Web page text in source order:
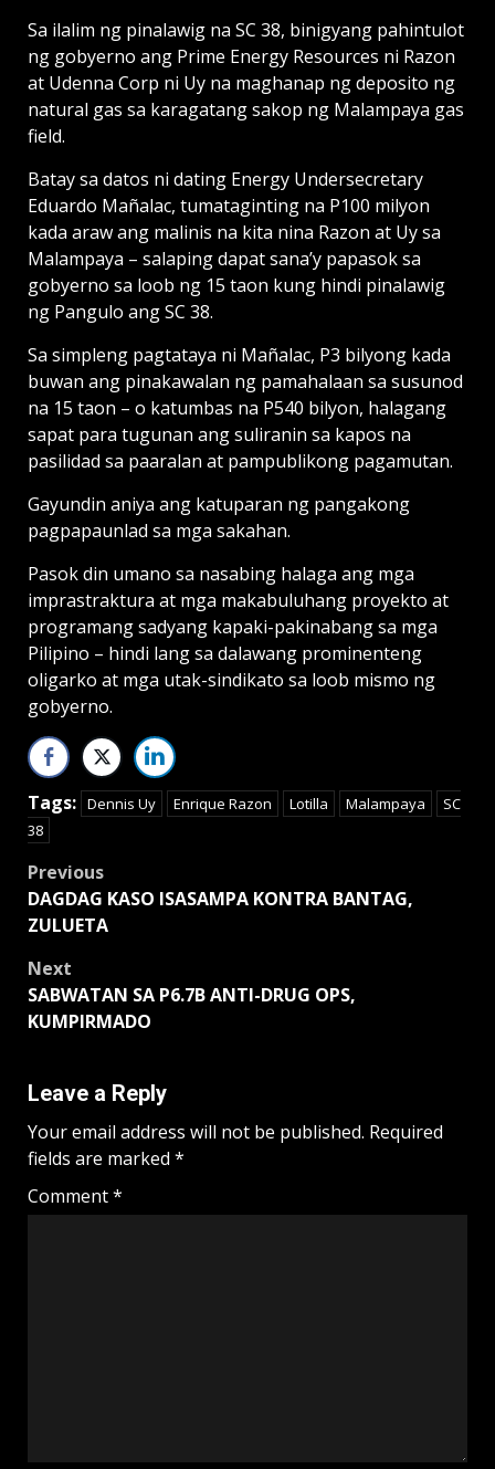
Sa ilalim ng pinalawig na SC 38, binigyang pahintulot
ng gobyerno ang Prime Energy Resources ni Razon
at Udenna Corp ni Uy na maghanap ng deposito ng
natural gas sa karagatang sakop ng Malampaya gas
field.
Batay sa datos ni dating Energy Undersecretary
Eduardo Mañalac, tumataginting na P100 milyon
kada araw ang malinis na kita nina Razon at Uy sa
Malampaya – salaping dapat sana’y papasok sa
gobyerno sa loob ng 15 taon kung hindi pinalawig
ng Pangulo ang SC 38.
Sa simpleng pagtataya ni Mañalac, P3 bilyong kada
buwan ang pinakawalan ng pamahalaan sa susunod
na 15 taon – o katumbas na P540 bilyon, halagang
sapat para tugunan ang suliranin sa kapos na
pasilidad sa paaralan at pampublikong pagamutan.
Gayundin aniya ang katuparan ng pangakong
pagpapaunlad sa mga sakahan.
Pasok din umano sa nasabing halaga ang mga
imprastraktura at mga makabuluhang proyekto at
programang sadyang kapaki-pakinabang sa mga
Pilipino – hindi lang sa dalawang prominenteng
oligarko at mga utak-sindikato sa loob mismo ng
gobyerno.
Tags: Dennis Uy Enrique Razon Lotilla Malampaya
SC
38
Post
navigation
Previous
DAGDAG KASO ISASAMPA KONTRA BANTAG,
ZULUETA
Next
SABWATAN SA P6.7B ANTI-DRUG OPS,
KUMPIRMADO
Leave a Reply
Your email address will not be published. Required
fields are marked *
Comment*